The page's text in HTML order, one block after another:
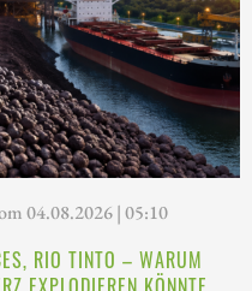
04.08.2026 | 05:10
RIO TINTO – WARUM